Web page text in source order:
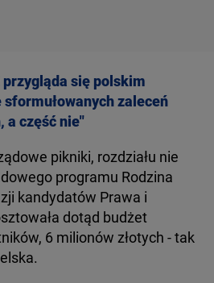
przygląda się polskim
sformułowanych zaleceń
a część nie"
pikniki, rozdziału nie
programu Rodzina
kandydatów Prawa i
dotąd budżet
6 milionów złotych - tak